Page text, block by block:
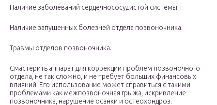
Наличие заболеваний сердечнососудистой системы.
Наличие запущенных болезней отдела позвоночника.
Травмы отделов позвоночника.
Смастерить аппарат для коррекции проблем позвоночного
отдела, не так сложно, и не требует больших финансовых
влияний. Его использование может справиться с такими
проблемами как межпозвоночная грыжа, искривление
позвоночника, нарушение осанки и остеохондроз.